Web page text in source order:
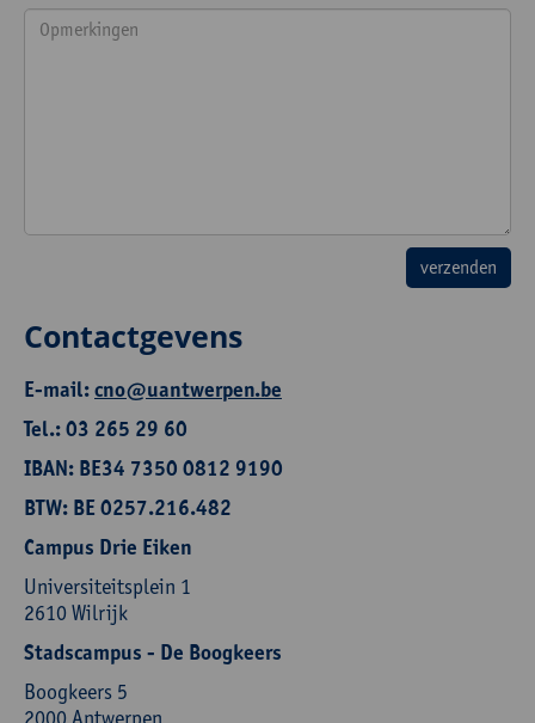
Contactgevens
E-mail:cno@uantwerpen.be
Tel.: 03 265 29 60
IBAN: BE34 7350 0812 9190
BTW: BE 0257.216.482
Campus Drie Eiken
Universiteitsplein 1
2610 Wilrijk
Stadscampus - De Boogkeers
Boogkeers 5
2000 Antwerpen